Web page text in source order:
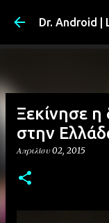
Dr. Android |
Ξεκίνησε η
στην
Απριλίου 02, 2015